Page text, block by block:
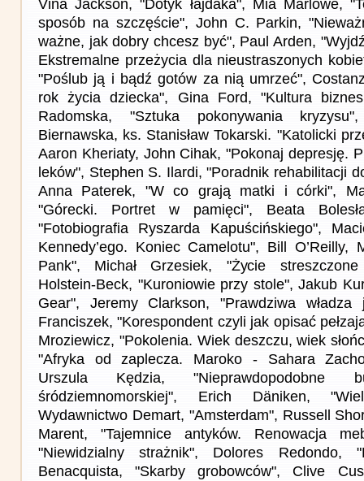
Vina Jackson, "Dotyk łajdaka", Mia Marlowe,
sposób na szczęście", John C. Parkin,
ważne, jak dobry chcesz być", Paul Arden,
Ekstremalne przeżycia dla nieustraszonych
"Poślub ją i bądź gotów za nią umrzeć",
rok życia dziecka", Gina Ford, "Kultura
Radomska, "Sztuka pokonywania
Biernawska, ks. Stanisław Tokarski. "Katolicki
Aaron Kheriaty, John Cihak, "Pokonaj depresję.
leków", Stephen S. Ilardi, "Poradnik rehabilitacji
Anna Paterek, "W co grają matki i córki",
"Górecki. Portret w pamięci", Beata
"Fotobiografia Ryszarda Kapuścińskiego",
Kennedy’ego. Koniec Camelotu", Bill O’Reilly,
Pank", Michał Grzesiek, "Życie
Holstein-Beck, "Kuroniowie przy stole", Jakub
Gear", Jeremy Clarkson, "Prawdziwa władza
Franciszek, "Korespondent czyli jak opisać
Mroziewicz, "Pokolenia. Wiek deszczu, wiek
"Afryka od zaplecza. Maroko - Sahara
Urszula Kędzia, "Nieprawdopodobne
śródziemnomorskiej", Erich Däniken,
Wydawnictwo Demart, "Amsterdam", Russell
Marent, "Tajemnice antyków. Renowacja
"Niewidzialny strażnik", Dolores Redondo,
Benacquista, "Skarby grobowców", Clive